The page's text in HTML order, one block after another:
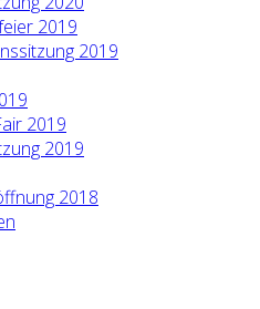
2019
2019
2019
2019
2018